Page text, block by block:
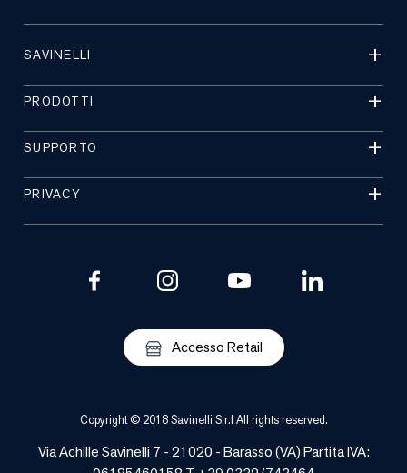
SAVINELLI
PRODOTTI
SUPPORTO
PRIVACY
Accesso Retail
Copyright © 2018 Savinelli S.r.l All rights reserved.
Via Achille Savinelli 7 - 21020 -Barasso(VA) Partita IVA: